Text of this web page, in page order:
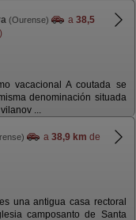
(Ourense) a 38,5
vacacional A coutada se
denominación situada
...
a 38,9 km de
una antigua casa rectoral
camposanto de Santa